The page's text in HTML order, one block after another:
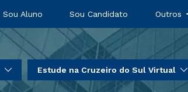
Sou Aluno Sou Candidato Outros
Estude na Cruzeiro do Sul Virtual